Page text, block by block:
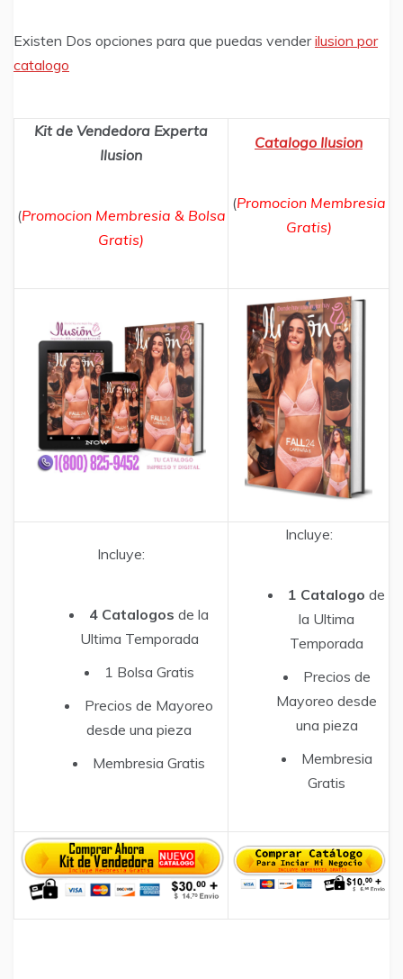
Existen Dos opciones para que puedas venderilusion por
catalogo
Kit de Vendedora Experta
Ilusion
(Promocion Membresia & Bolsa
Gratis)
Catalogo Ilusion
(Promocion Membresia
Gratis)
Incluye:
4 Catalogos de la
Ultima Temporada
1 Bolsa Gratis
Precios de Mayoreo
desde una pieza
Membresia Gratis
Incluye:
1 Catalogo de
la Ultima
Temporada
Precios de
Mayoreo desde
una pieza
Membresia
Gratis